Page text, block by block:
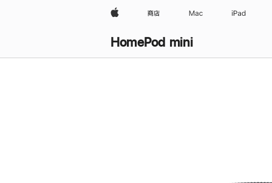
Apple 商店 Mac iPad
HomePod mini